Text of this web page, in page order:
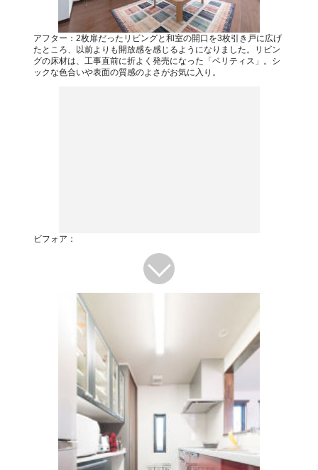
アフター：2枚扉だったリビングと和室の開口を3枚引き戸に広げ
たところ、以前よりも開放感を感じるようになりました。リビン
グの床材は、工事直前に折よく発売になった「ベリティス」。シ
ックな色合いや表面の質感のよさがお気に入り。
ビフォア：